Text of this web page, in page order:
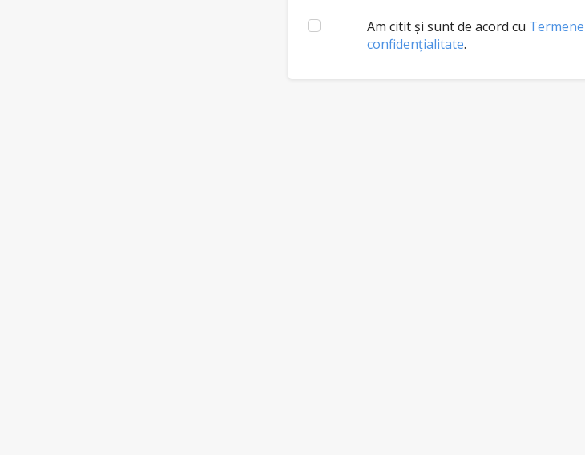
Am citit și sunt de acord cu
confidențialitate.